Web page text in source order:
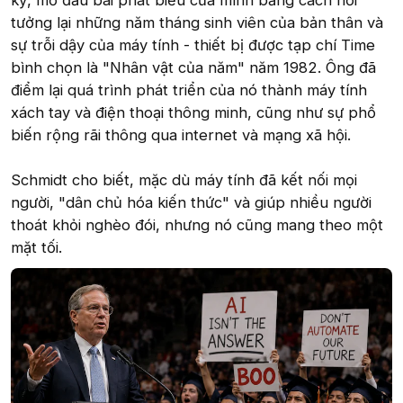
tưởng lại những năm tháng sinh viên của bản thân và
sự trỗi dậy của máy tính - thiết bị được tạp chí Time
bình chọn là "Nhân vật của năm" năm 1982. Ông đã
điểm lại quá trình phát triển của nó thành máy tính
xách tay và điện thoại thông minh, cũng như sự phổ
biến rộng rãi thông qua internet và mạng xã hội.
Schmidt cho biết, mặc dù máy tính đã kết nối mọi
người, "dân chủ hóa kiến thức" và giúp nhiều người
thoát khỏi nghèo đói, nhưng nó cũng mang theo một
mặt tối.